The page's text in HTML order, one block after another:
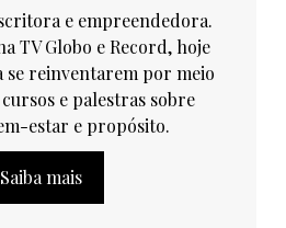
e empreendedora.
TV Globo e Record, hoje
se reinventarem por meio
e palestras sobre
estar e propósito.
Saiba mais